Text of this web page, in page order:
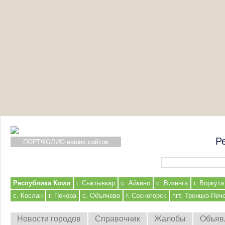
ПОРТФОЛИО наших сайтов
Республика Коми г. Сыктывкар с. Айкино с. Визинга
г. Воркута
с. Кослан
г. Печора с. Объячево г. Сосногорск пгт. Троицко-
Новости городов Справочник Жалобы